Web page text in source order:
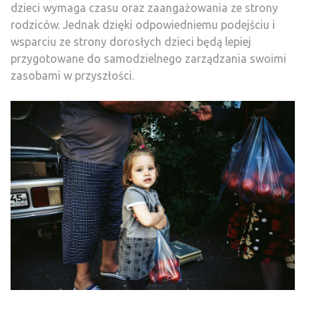
dzieci wymaga czasu oraz zaangażowania ze strony
rodziców. Jednak dzięki odpowiedniemu podejściu i
wsparciu ze strony dorosłych dzieci będą lepiej
przygotowane do samodzielnego zarządzania swoimi
zasobami w przyszłości.